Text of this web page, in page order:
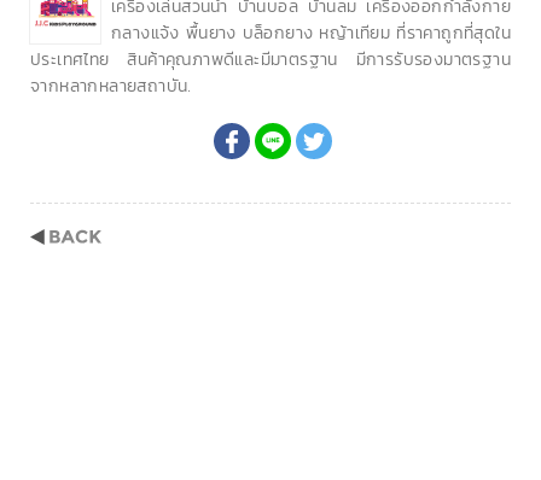
เครื่องเล่นสวนน้ำ บ้านบอล บ้านลม เครื่องออกกำลังกาย
กลางแจ้ง พื้นยาง บล็อกยาง หญ้าเทียม ที่ราคาถูกที่สุดใน
ประเทศไทย สินค้าคุณภาพดีและมีมาตรฐาน มีการรับรองมาตรฐาน
จากหลากหลายสถาบัน.